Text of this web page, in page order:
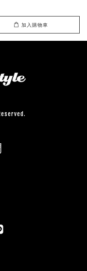
加入購物車